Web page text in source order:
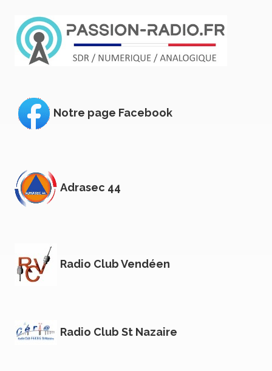
Notre page Facebook
Adrasec 44
Radio Club Vendéen
Radio Club St Nazaire